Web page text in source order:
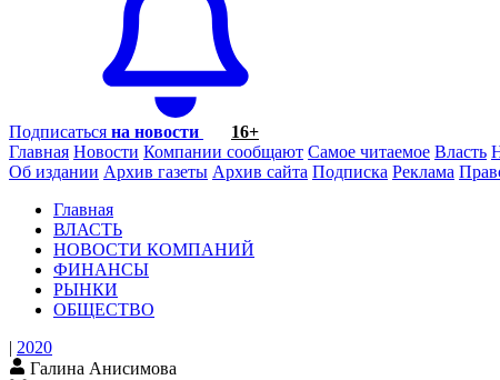
Подписаться на новости
16+
Главная Новости Компании сообщают Самое читаемое Власть
Об издании Архив газеты Архив сайта Подписка Реклама
Главная
ВЛАСТЬ
НОВОСТИ КОМПАНИЙ
ФИНАНСЫ
РЫНКИ
ОБЩЕСТВО
| 2020
Галина Анисимова